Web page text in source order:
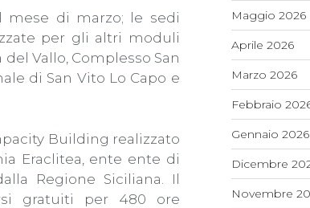
mese di marzo; le sedi
per gli altri moduli
Vallo, Complesso San
di San Vito Lo Capo e
Building realizzato
Eraclitea, ente ente di
Regione Siciliana. Il
gratuiti per 480 ore
Maggio 2026
Aprile 2026
Marzo 2026
Febbraio
Gennaio 2026
Dicembre
Novembre